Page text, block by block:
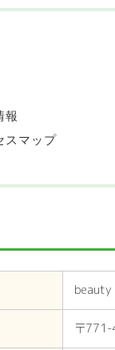
報
スマップ
beauty
〒771-